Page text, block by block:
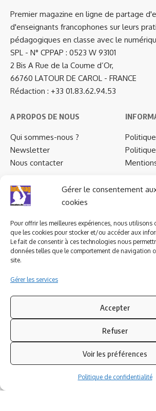
Gérer le consentement
cookies
Pour offrir les meilleures expériences, nous utilisons
que les cookies pour stocker et/ou accéder aux
Le fait de consentir à ces technologies nous
données telles que le comportement de navigation
site.
Gérer les services
Accepter
Refuser
Voir les préférences
Politique de confidentialité
Premier magazine en ligne de partage
d'enseignants francophones sur leurs
pédagogiques en classe avec le
SPL - N° CPPAP : 0523 W 93101
2 Bis A Rue de la Coume d’Or,
66760 LATOUR DE CAROL - FRANCE
Rédaction : +33 01.83.62.94.53
A PROPOS DE NOUS
Qui sommes-nous ?
Newsletter
Nous contacter
Ludomag "Le Club"
LIENS
PARTENAIRES